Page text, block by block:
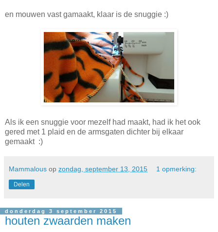
en mouwen vast gamaakt, klaar is de snuggie :)
Als ik een snuggie voor mezelf had maakt, had ik het ook
gered met 1 plaid en de armsgaten dichter bij elkaar
gemaakt :)
Mammalous op zondag, september 13, 2015 1 opmerking:
Delen
donderdag 3 september 2015
houten zwaarden maken